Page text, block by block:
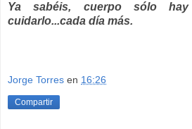
Ya sabéis, cuerpo sólo
cuidarlo...cada día más.
Jorge Torres en 16:26
Compartir